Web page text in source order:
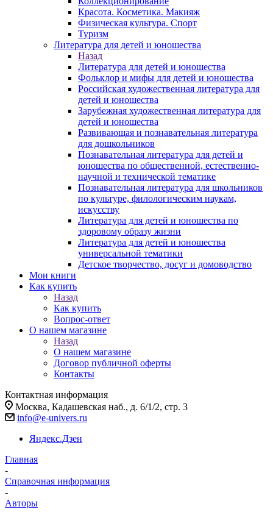
Красота. Косметика. Макияж
Физическая культура. Спорт
Туризм
Литература для детей и юношества
Назад
Литература для детей и юношества
Фольклор и мифы для детей и юношества
Российская художественная литература для
детей и юношества
Зарубежная художественная литература для
детей и юношества
Развивающая и познавательная литература
для дошкольников
Познавательная литература для детей и
юношества по общественной, естественно-
научной и технической тематике
Познавательная литература для школьников
по культуре, филологическим наукам,
искусству
Литература для детей и юношества по
здоровому образу жизни
Литература для детей и юношества
универсальной тематики
Детское творчество, досуг и домоводство
Мои книги
Как купить
Назад
Как купить
Вопрос-ответ
О нашем магазине
Назад
О нашем магазине
Договор публичной оферты
Контакты
Контактная информация
Москва, Кадашевская наб., д. 6/1/2, стр. 3
info@e-univers.ru
Яндекс.Дзен
Главная
-
Справочная информация
-
Авторы